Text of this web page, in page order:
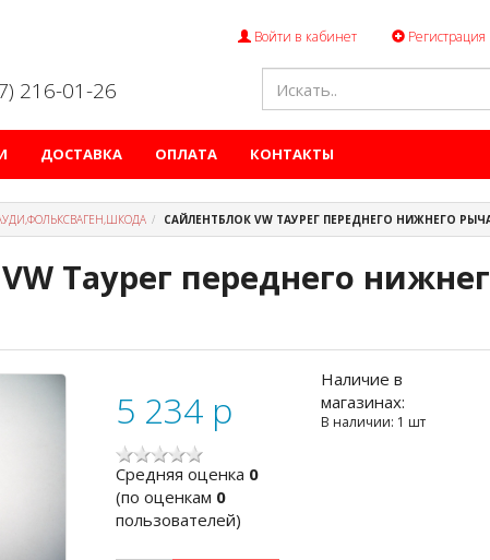
Войти в кабинет Регистрация
216-01-26
ДОСТАВКА ОПЛАТА КОНТАКТЫ
САЙЛЕНТБЛОК VW ТАУРЕГ ПЕРЕДНЕГО НИЖНЕГО
Таурег переднего
5 234 p
Cредняя оценка 0
(по оценкам 0
пользователей)
Наличие в
магазинах:
В наличии: 1 шт